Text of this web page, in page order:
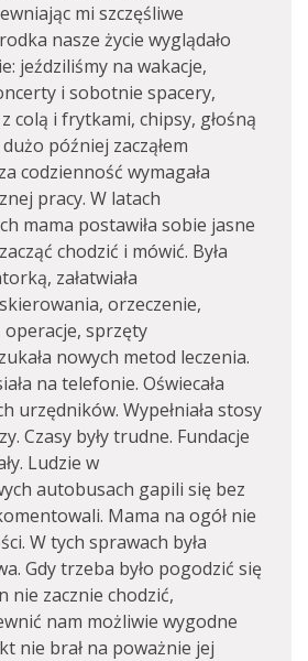
mi szczęśliwe
nasze życie wyglądało
jeździliśmy na wakacje,
i sobotnie spacery,
colą i frytkami, chipsy, głośną
później zacząłem
codzienność wymagała
pracy. W latach
mama postawiła sobie jasne
chodzić i mówić. Była
załatwiała
orzeczenie,
sprzęty
nowych metod leczenia.
na telefonie. Oświecała
urzędników. Wypełniała stosy
Czasy były trudne. Fundacje
Ludzie w
autobusach gapili się bez
Mama na ogół nie
W tych sprawach była
Gdy trzeba było pogodzić się
nie zacznie chodzić,
nam możliwie wygodne
nie brał na poważnie jej